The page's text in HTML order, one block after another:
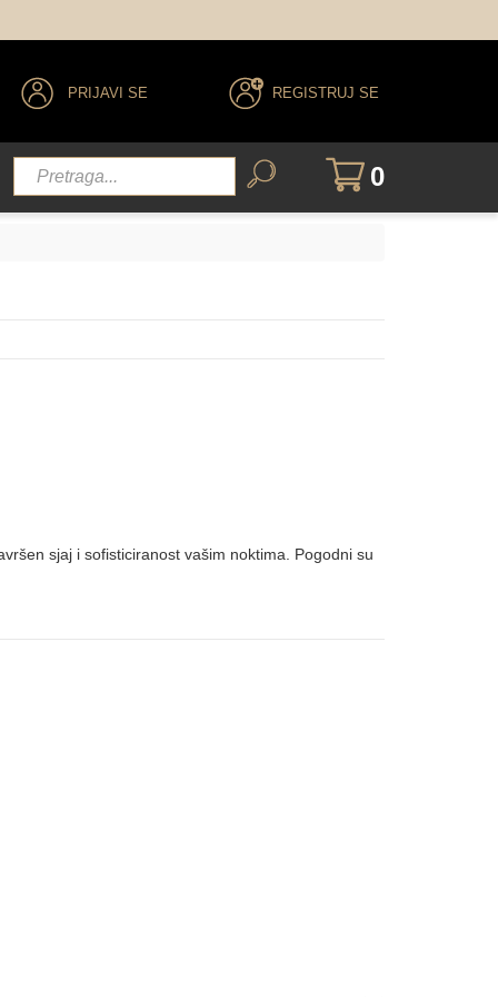
PRIJAVI SE REGISTRUJ SE
0
sjaj i sofisticiranost vašim noktima. Pogodni su